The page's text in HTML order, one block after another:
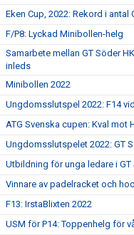
Eken Cup, 2022: Rekord i antal
F/P8: Lyckad Minibollen-helg
Samarbete mellan GT Söder
inleds
Minibollen 2022
Ungdomsslutspel 2022: F14
ATG Svenska cupen: Kval mot
Ungdomsslutspelet 2022: GT
Utbildning för unga ledare i GT
Vinnare av padelracket och
F13: IrstaBlixten 2022
USM för P14: Toppenhelg för